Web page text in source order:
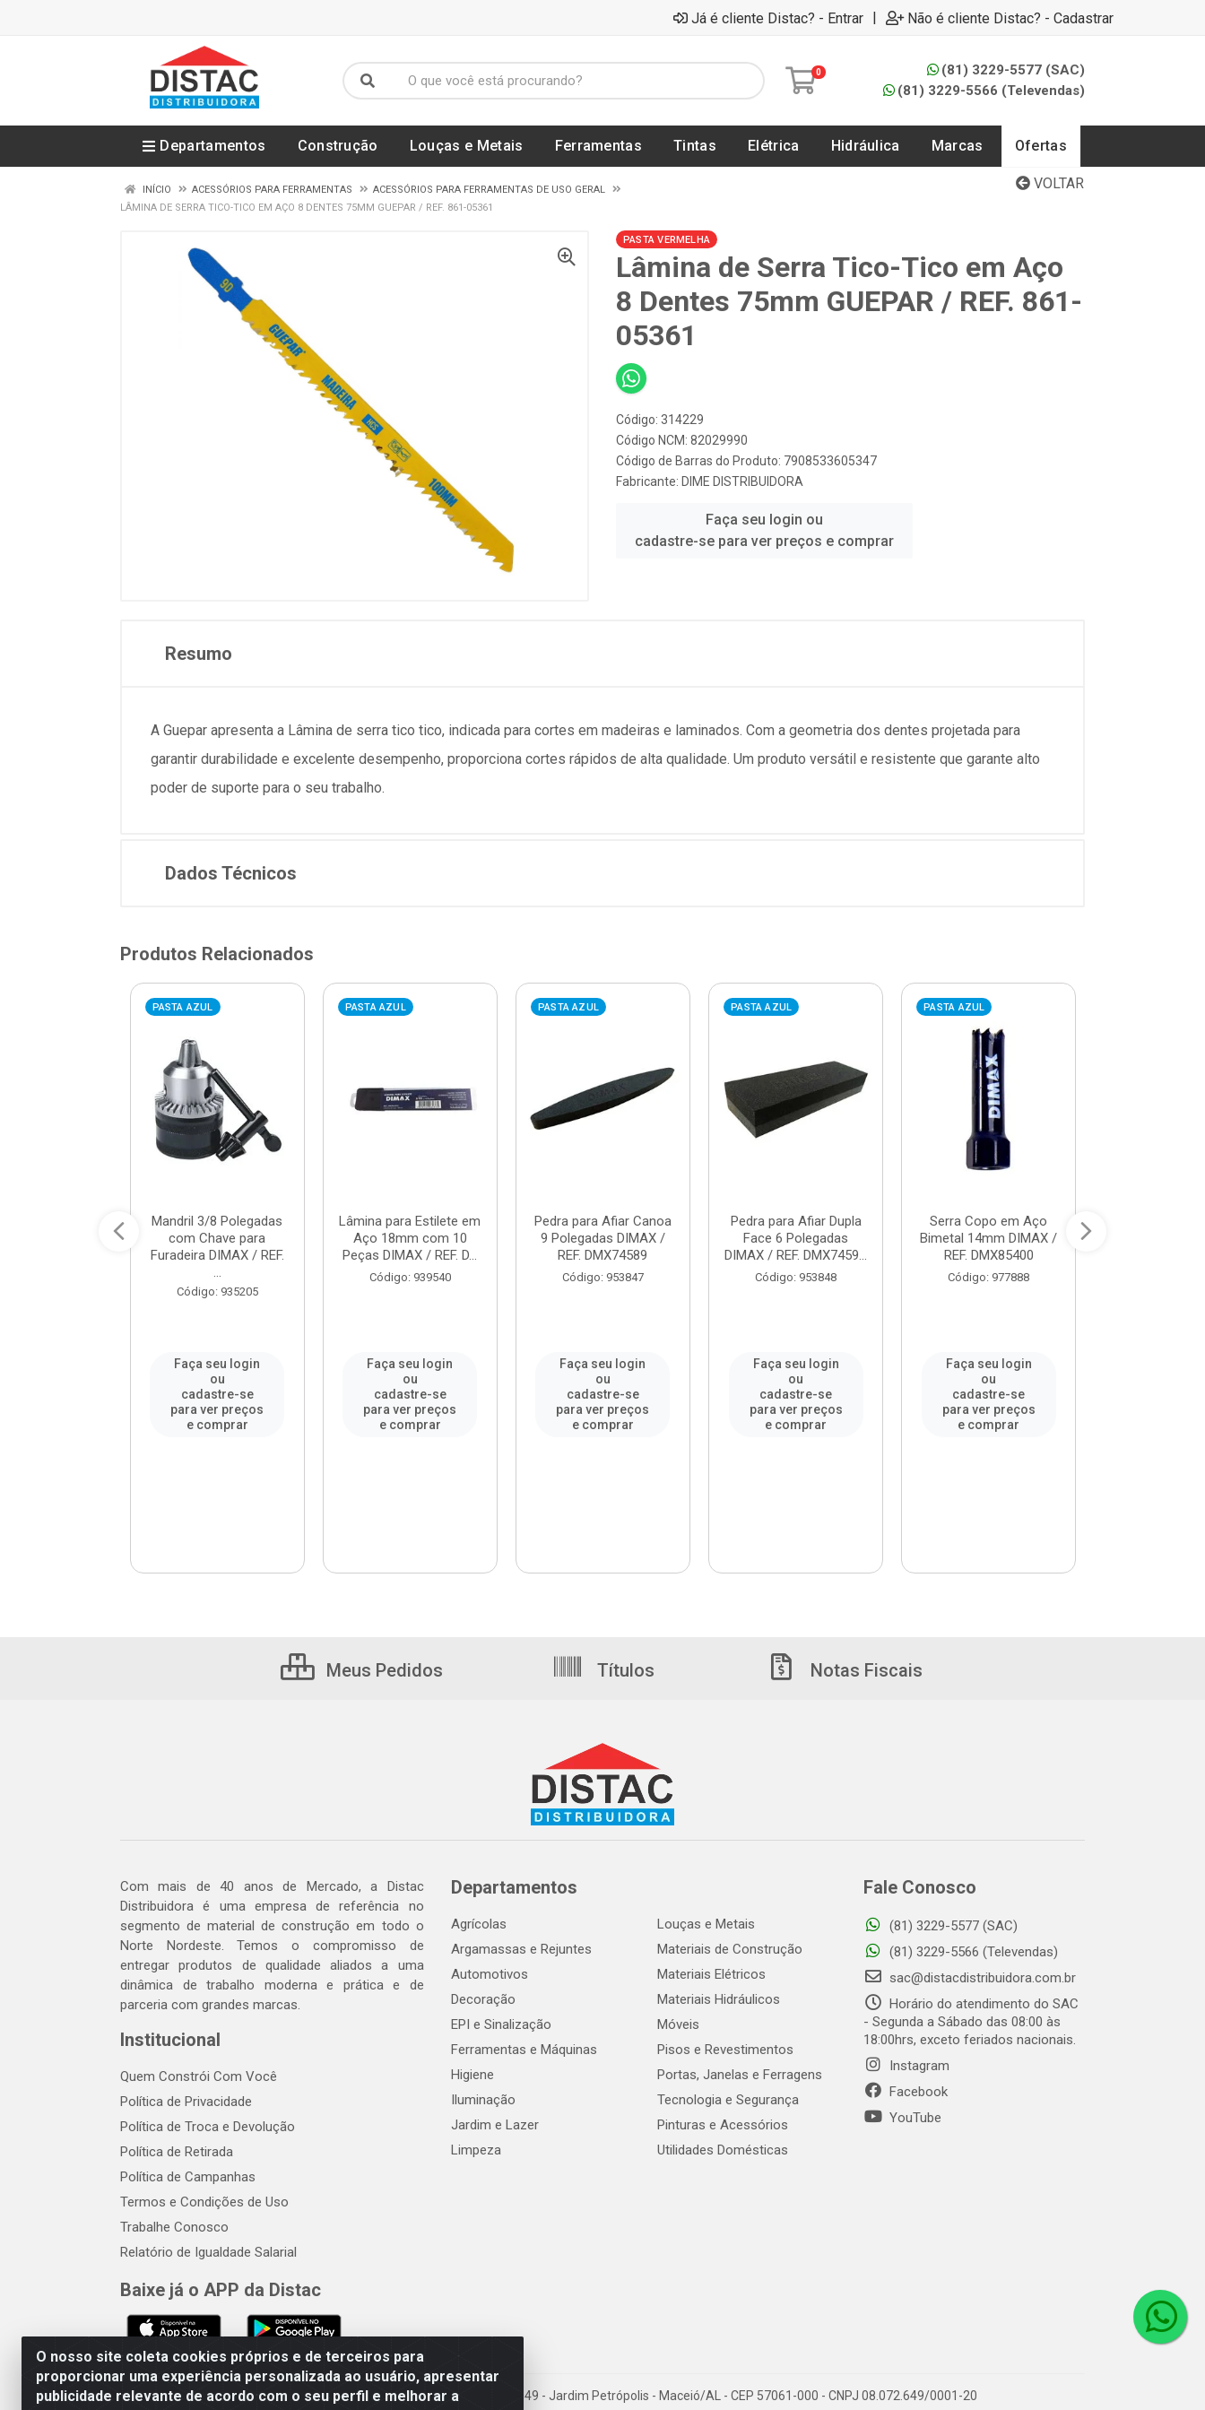
Já é cliente Distac? - Entrar | Não é cliente Distac? - Cadastrar
0
(81) 3229-5577 (SAC)
(81) 3229-5566 (Televendas)
Departamentos Construção Louças e Metais Ferramentas Tintas Elétrica Hidráulica Marcas Ofertas
VOLTAR
INÍCIO ACESSÓRIOS PARA FERRAMENTAS
ACESSÓRIOS PARA FERRAMENTAS DE USO GERAL
LÂMINA DE SERRA TICO-TICO EM AÇO 8 DENTES 75MM GUEPAR / REF. 861-05361
PASTA VERMELHA
Lâmina de Serra Tico-Tico em Aço
8 Dentes 75mm GUEPAR / REF. 861-
05361
Código: 314229
Código NCM: 82029990
Código de Barras do Produto: 7908533605347
Fabricante: DIME DISTRIBUIDORA
Faça seu login ou
cadastre-se para ver preços e comprar
Resumo
A Guepar apresenta a Lâmina de serra tico tico, indicada para cortes em madeiras e laminados. Com a geometria dos dentes projetada para
garantir durabilidade e excelente desempenho, proporciona cortes rápidos de alta qualidade. Um produto versátil e resistente que garante alto
poder de suporte para o seu trabalho.
Dados Técnicos
Produtos Relacionados
PASTA AZUL
Mandril 3/8 Polegadas
com Chave para
Furadeira DIMAX / REF.
...
Código: 935205
Faça seu login
ou
cadastre-se
para ver preços
e comprar
PASTA AZUL
Lâmina para Estilete em
Aço 18mm com 10
Peças DIMAX / REF. D...
Código: 939540
Faça seu login
ou
cadastre-se
para ver preços
e comprar
PASTA AZUL
Pedra para Afiar Canoa
9 Polegadas DIMAX /
REF. DMX74589
Código: 953847
Faça seu login
ou
cadastre-se
para ver preços
e comprar
PASTA AZUL
Pedra para Afiar Dupla
Face 6 Polegadas
DIMAX / REF. DMX7459...
Código: 953848
Faça seu login
ou
cadastre-se
para ver preços
e comprar
PASTA AZUL
Serra Copo em Aço
Bimetal 14mm DIMAX /
REF. DMX85400
Código: 977888
Faça seu login
ou
cadastre-se
para ver preços
e comprar
O nosso site coleta cookies próprios e de terceiros para
proporcionar uma experiência personalizada ao usuário, apresentar
publicidade relevante de acordo com o seu perfil e melhorar a
Meus Pedidos Títulos Notas Fiscais
Com mais de 40 anos de Mercado, a Distac
Distribuidora é uma empresa de referência no
segmento de material de construção em todo o
Norte Nordeste. Temos o compromisso de
entregar produtos de qualidade aliados a uma
dinâmica de trabalho moderna e prática e de
parceria com grandes marcas.
Institucional
Quem Constrói Com Você
Política de Privacidade
Política de Troca e Devolução
Política de Retirada
Política de Campanhas
Termos e Condições de Uso
Trabalhe Conosco
Relatório de Igualdade Salarial
Baixe já o APP da Distac
Departamentos
Agrícolas
Argamassas e Rejuntes
Automotivos
Decoração
EPI e Sinalização
Ferramentas e Máquinas
Higiene
Iluminação
Jardim e Lazer
Limpeza
Louças e Metais
Materiais de Construção
Materiais Elétricos
Materiais Hidráulicos
Móveis
Pisos e Revestimentos
Portas, Janelas e Ferragens
Tecnologia e Segurança
Pinturas e Acessórios
Utilidades Domésticas
Fale Conosco
(81) 3229-5577 (SAC)
(81) 3229-5566 (Televendas)
sac@distacdistribuidora.com.br
Horário do atendimento do SAC
- Segunda a Sábado das 08:00 às
18:00hrs, exceto feriados nacionais.
Instagram
Facebook
YouTube
Distac Distribuidora - Av. Durval de Góes Monteiro, 7049 - Jardim Petrópolis - Maceió/AL - CEP 57061-000 - CNPJ 08.072.649/0001-20